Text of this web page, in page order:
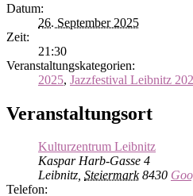
Datum:
26. September 2025
Zeit:
21:30
Veranstaltungskategorien:
2025, Jazzfestival Leibnitz
Veranstaltungsort
Kulturzentrum Leibnitz
Kaspar Harb-Gasse 4
Leibnitz, Steiermark 8430
Telefon: